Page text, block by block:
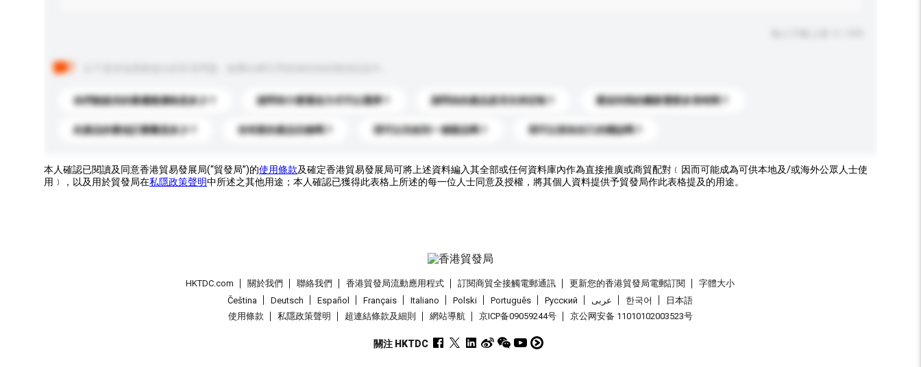
你們能提供的最優惠價格是多少？ 請問有什麼運送方式可以選擇？ 請問你的產品是否支持定制？ 運送到我的國家需要多長時間？
此產品的最低訂購量是多少？ 你有新的產品目錄嗎？ 我可以先收到一個樣品嗎？ 我可以添加自己的標誌嗎？
本人確認已閱讀及同意香港貿易發展局(“貿發局”)的使用條款及確定香港貿易發展局可將上述資料編入其全部或任何資料庫內作為直接推廣或商貿配對﹝因而可能成為可供本地及/或海外公眾人士使
用﹞，以及用於貿發局在私隱政策聲明中所述之其他用途；本人確認已獲得此表格上所述的每一位人士同意及授權，將其個人資料提供予貿發局作此表格提及的用途。
HKTDC.com 關於我們 聯絡我們 香港貿發局流動應用程式 訂閱商貿全接觸電郵通訊 更新您的香港貿發局電郵訂閱
字體大小
Čeština
Deutsch Español Français Italiano Polski Português Pусский عربى 한국어
日本語
使用條款
私隱政策聲明 超連結條款及細則 網站導航 京ICP备09059244号 京公网安备 11010102003523号
關注 HKTDC